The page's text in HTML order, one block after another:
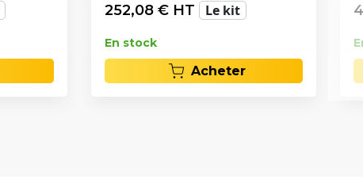
252,08 € HT Le kit
En stock
Acheter